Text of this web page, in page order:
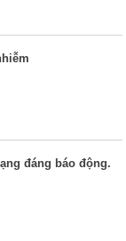
đáng báo động.